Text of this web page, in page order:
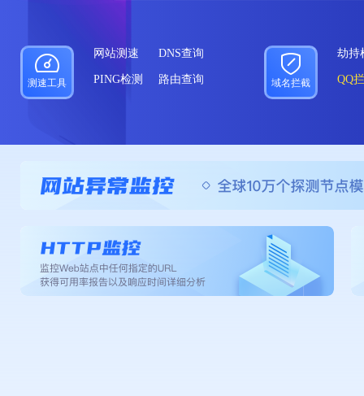
测速工具
网站测速 DNS查询
PING检测 路由查询 域名拦截
劫持
QQ